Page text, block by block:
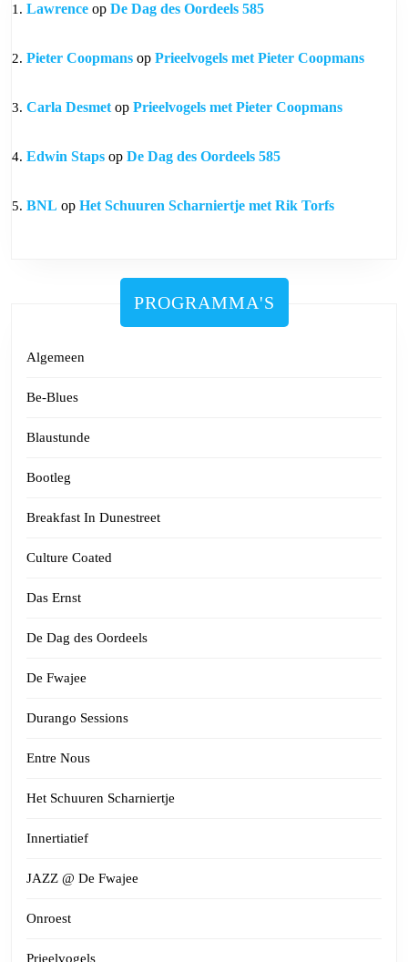
Lawrence op De Dag des Oordeels 585
Pieter Coopmans op Prieelvogels met Pieter Coopmans
Carla Desmet op Prieelvogels met Pieter Coopmans
Edwin Staps op De Dag des Oordeels 585
BNL op Het Schuuren Scharniertje met Rik Torfs
PROGRAMMA'S
Algemeen
Be-Blues
Blaustunde
Bootleg
Breakfast In Dunestreet
Culture Coated
Das Ernst
De Dag des Oordeels
De Fwajee
Durango Sessions
Entre Nous
Het Schuuren Scharniertje
Innertiatief
JAZZ @ De Fwajee
Onroest
Prieelvogels